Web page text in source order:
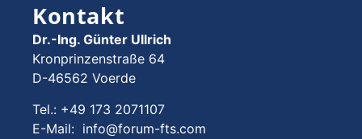
Kontakt
Dr.-Ing. Günter Ullrich
Kronprinzenstraße 64
D-46562 Voerde
Tel.: +49 173 2071107
E-Mail: info@forum-fts.com